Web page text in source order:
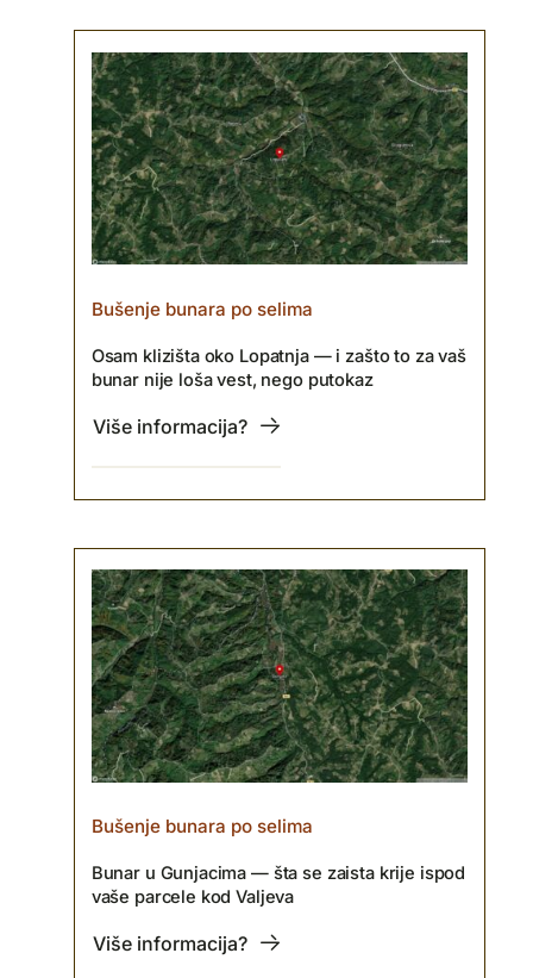
Bušenje bunara po selima
Osam klizišta oko Lopatnja — i zašto to za vaš
bunar nije loša vest, nego putokaz
Više informacija?
Bušenje bunara po selima
Bunar u Gunjacima — šta se zaista krije ispod
vaše parcele kod Valjeva
Više informacija?